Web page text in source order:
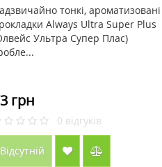
тонкі, ароматизовані
Always Ultra Super Plus
Ультра Супер Плас)
грн
0 відгуків
Відсутній